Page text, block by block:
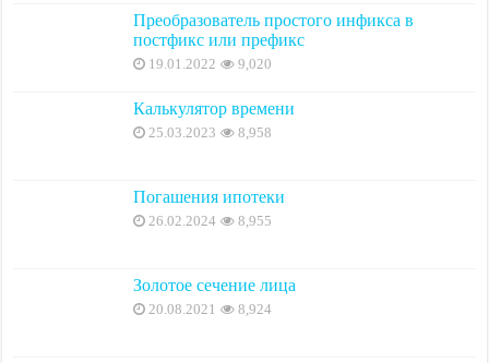
Преобразователь простого инфикса в
постфикс или префикс
19.01.2022 9,020
Калькулятор времени
25.03.2023 8,958
Погашения ипотеки
26.02.2024 8,955
Золотое сечение лица
20.08.2021 8,924